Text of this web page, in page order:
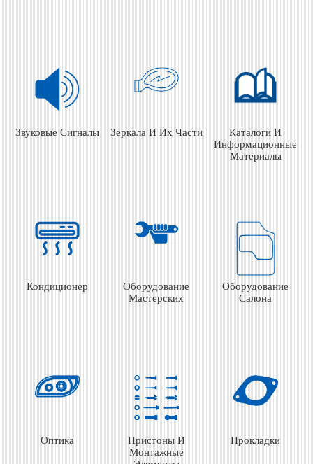
Звуковые Сигналы Зеркала И Их Части
Каталоги И
Информационные
Материалы
Кондиционер
Оборудование
Мастерских
Оборудование
Салона
Оптика
Пристоны И
Монтажные
Прокладки